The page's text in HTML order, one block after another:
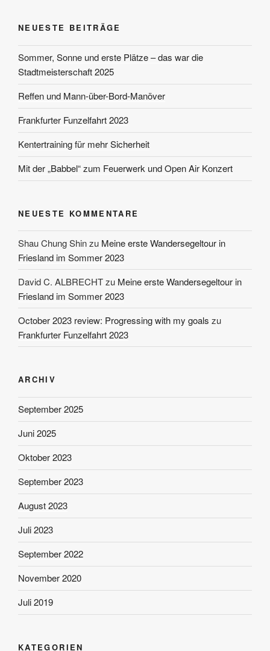
NEUESTE BEITRÄGE
Sommer, Sonne und erste Plätze – das war die
Stadtmeisterschaft 2025
Reffen und Mann-über-Bord-Manöver
Frankfurter Funzelfahrt 2023
Kentertraining für mehr Sicherheit
Mit der „Babbel“ zum Feuerwerk und Open Air Konzert
NEUESTE KOMMENTARE
Shau Chung Shinzu Meine erste Wandersegeltour in
Friesland im Sommer 2023
David C. ALBRECHTzu Meine erste Wandersegeltour in
Friesland im Sommer 2023
October 2023 review: Progressing with my goals zu
Frankfurter Funzelfahrt 2023
ARCHIV
September 2025
Juni 2025
Oktober 2023
September 2023
August 2023
Juli 2023
September 2022
November 2020
Juli 2019
KATEGORIEN